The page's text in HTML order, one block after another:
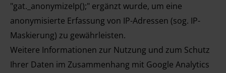
"gat._anonymizeIp();" ergänzt wurde, um eine
anonymisierte Erfassung von IP-Adressen (sog. IP-
Maskierung) zu gewährleisten.
Weitere Informationen zur Nutzung und zum Schutz
Ihrer Daten im Zusammenhang mit Google Analytics